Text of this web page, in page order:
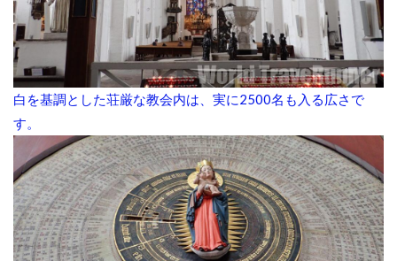
白を基調とした荘厳な教会内は、実に2500名も入る広さで
す。